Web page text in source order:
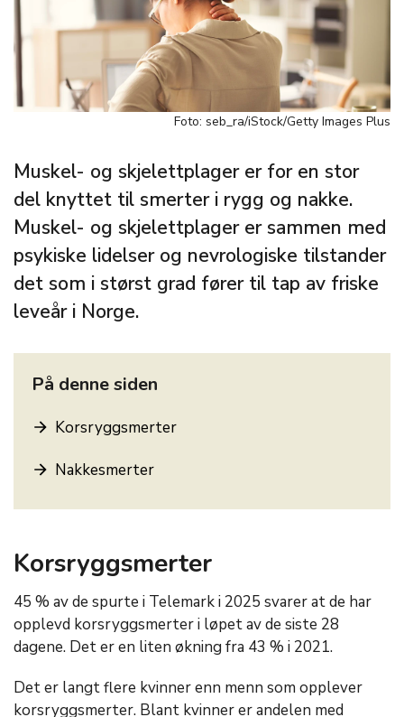
Foto: seb_ra/iStock/Getty Images Plus
Muskel- og skjelettplager er for en stor
del knyttet til smerter i rygg og nakke.
Muskel- og skjelettplager er sammen med
psykiske lidelser og nevrologiske tilstander
det som i størst grad fører til tap av friske
leveår i Norge.
På denne siden
Korsryggsmerter
Nakkesmerter
Korsryggsmerter
45 % av de spurte i Telemark i 2025 svarer at de har
opplevd korsryggsmerter i løpet av de siste 28
dagene. Det er en liten økning fra 43 % i 2021.
Det er langt flere kvinner enn menn som opplever
korsryggsmerter. Blant kvinner er andelen med